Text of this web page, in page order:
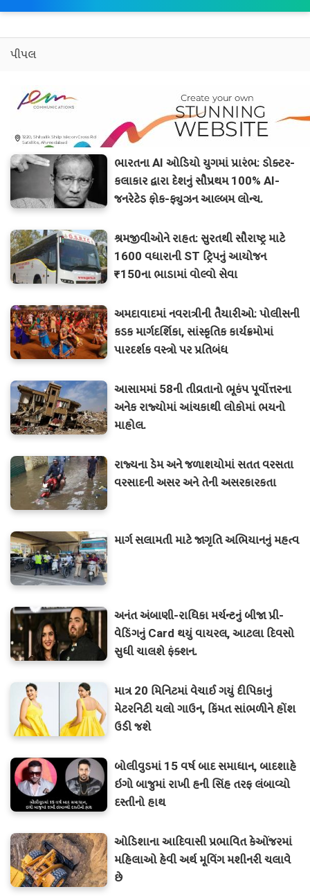
પીપલ
ભારતના AI ઓડિયો યુગમાં પ્રારંભ: ડોક્ટર-
કલાકાર દ્વારા દેશનું સૌપ્રથમ 100% AI-
જનરેટેડ ફોક-ફ્યુઝન આલ્બમ લોન્ચ.
શ્રમજીવીઓને રાહત: સુરતથી સૌરાષ્ટ્ર માટે
1600 વધારાની ST ટ્રિપનું આયોજન
₹150ના ભાડામાં વોલ્વો સેવા
અમદાવાદમાં નવરાત્રીની તૈયારીઓ: પોલીસની
કડક માર્ગદર્શિકા, સાંસ્કૃતિક કાર્યક્રમોમાં
પારદર્શક વસ્ત્રો પર પ્રતિબંધ
આસામમાં 58ની તીવ્રતાનો ભૂકંપ પૂર્વોત્તરના
અનેક રાજ્યોમાં આંચકાથી લોકોમાં ભયનો
માહોલ.
રાજ્યના ડેમ અને જળાશયોમાં સતત વરસતા
વરસાદની અસર અને તેની અસરકારકતા
માર્ગ સલામતી માટે જાગૃતિ અભિયાનનું મહત્વ
અનંત અંબાણી-રાધિકા મર્ચન્ટનું બીજા પ્રી-
વેડિંગનું Card થયું વાયરલ, આટલા દિવસો
સુધી ચાલશે ફંક્શન.
માત્ર 20 મિનિટમાં વેચાઈ ગયું દીપિકાનું
મેટરનિટી યલો ગાઉન, કિંમત સાંભળીને હોંશ
ઉડી જશે
બોલીવુડમાં 15 વર્ષ બાદ સમાધાન, બાદશાહે
ઇગો બાજુમાં રાખી હની સિંહ તરફ લંબાવ્યો
દસ્તીનો હાથ
ઓડિશાના આદિવાસી પ્રભાવિત કેઓંજરમાં
મહિલાઓ હેવી અર્થ મૂવિંગ મશીનરી ચલાવે
છે